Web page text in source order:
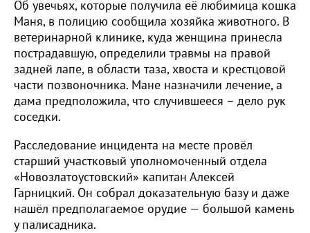
Об увечьях, которые получила её любимица кошка
Маня, в полицию сообщила хозяйка животного. В
ветеринарной клинике, куда женщина принесла
пострадавшую, определили травмы на правой
задней лапе, в области таза, хвоста и крестцовой
части позвоночника. Мане назначили лечение, а
дама предположила, что случившееся – дело рук
соседки.
Расследование инцидента на месте провёл
старший участковый уполномоченный отдела
«Новозлатоустовский» капитан Алексей
Гарницкий. Он собрал доказательную базу и даже
нашёл предполагаемое орудие — большой камень
у палисадника.